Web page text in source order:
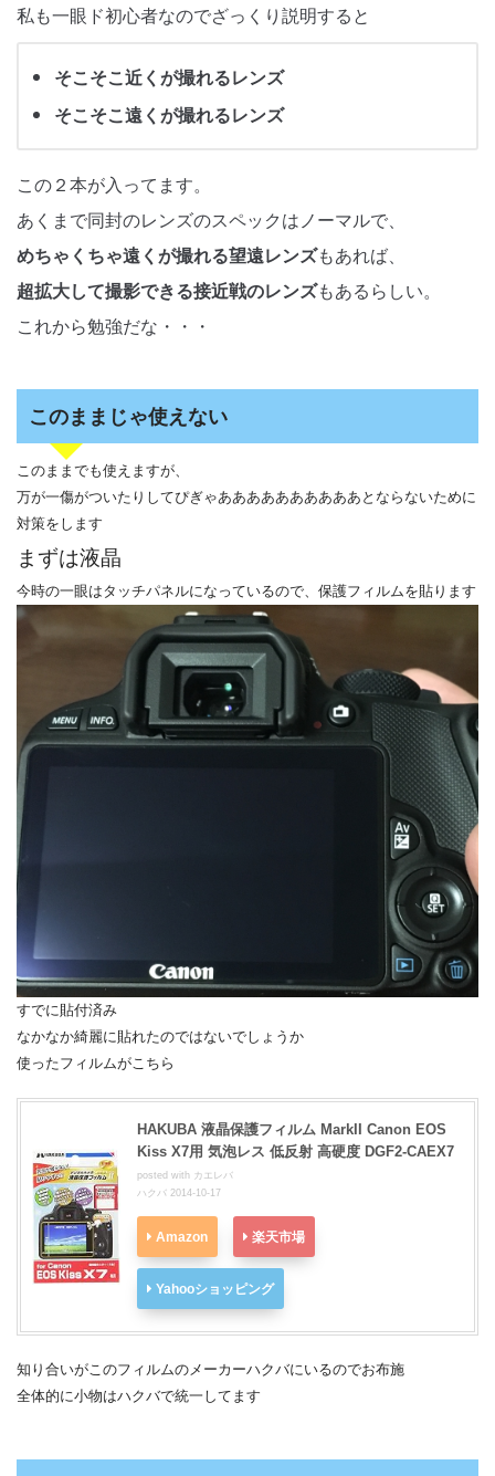
私も一眼ド初心者なのでざっくり説明すると
そこそこ近くが撮れるレンズ
そこそこ遠くが撮れるレンズ
この２本が入ってます。
あくまで同封のレンズのスペックはノーマルで、
めちゃくちゃ遠くが撮れる望遠レンズもあれば、
超拡大して撮影できる接近戦のレンズもあるらしい。
これから勉強だな・・・
このままじゃ使えない
このままでも使えますが、
万が一傷がついたりしてぴぎゃああああああああああとならないために
対策をします
まずは液晶
今時の一眼はタッチパネルになっているので、保護フィルムを貼ります
すでに貼付済み
なかなか綺麗に貼れたのではないでしょうか
使ったフィルムがこちら
HAKUBA 液晶保護フィルム MarkII Canon EOS
Kiss X7用 気泡レス 低反射 高硬度 DGF2-CAEX7
posted with カエレバ
ハクバ 2014-10-17
Amazon 楽天市場
Yahooショッピング
知り合いがこのフィルムのメーカーハクバにいるのでお布施
全体的に小物はハクバで統一してます